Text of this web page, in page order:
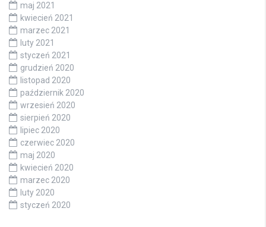
maj 2021
kwiecień 2021
marzec 2021
luty 2021
styczeń 2021
grudzień 2020
listopad 2020
październik 2020
wrzesień 2020
sierpień 2020
lipiec 2020
czerwiec 2020
maj 2020
kwiecień 2020
marzec 2020
luty 2020
styczeń 2020